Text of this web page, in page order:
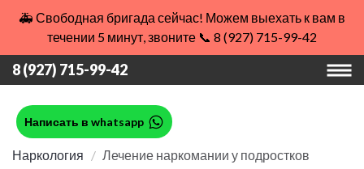
🚑 Свободная бригада сейчас! Можем выехать к вам в
течении 5 минут, звоните 📞 8 (927) 715-99-42
8 (927) 715-99-42
Написать в whatsapp
Наркология Лечение наркомании у подростков